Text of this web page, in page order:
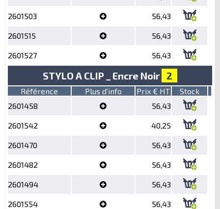
2601503 56,43
2601515 56,43
2601527 56,43
STYLO A CLIP _ Encre Noir 2
Référence Plus d'info Prix € HT
Stock
2601458
56,43
2601542 40,25
2601470 56,43
2601482 56,43
2601494 56,43
2601554 56,43